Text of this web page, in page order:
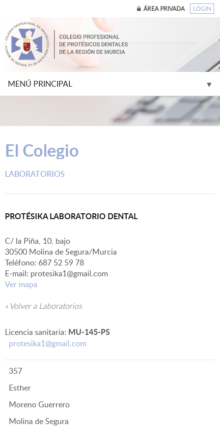
ÁREA PRIVADA LOGIN
MENÚ PRINCIPAL ▼
El Colegio
LABORATORIOS
PROTÉSIKA LABORATORIO DENTAL
C/ la Piña, 10, bajo
30500 Molina de Segura/Murcia
Teléfono: 687 52 59 78
E-mail: protesika1@gmail.com
Ver mapa
« Volver a Laboratorios
Licencia sanitaria: MU-145-PS
protesika1@gmail.com
357
Esther
Moreno Guerrero
Molina de Segura